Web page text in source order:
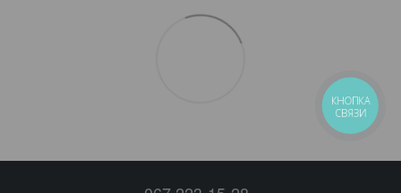
КНОПКА
СВЯЗИ